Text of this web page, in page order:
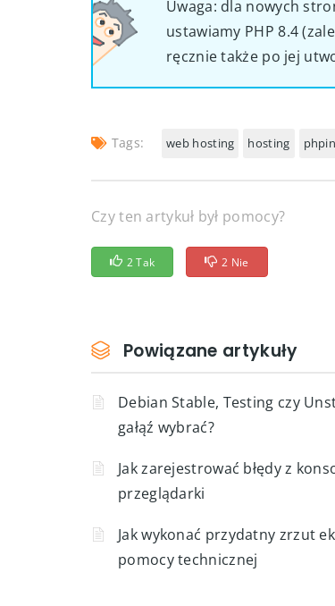
Uwaga: dla nowych
ustawiamy PHP 8.4
ręcznie także po jej
Tags: web hosting hosting
Czy ten artykuł był pomocy?
2 Tak 2 Nie
Powiązane artykuły
Debian Stable, Testing czy
gałąź wybrać?
Jak zarejestrować błędy z
przeglądarki
Jak wykonać przydatny zrzut
pomocy technicznej